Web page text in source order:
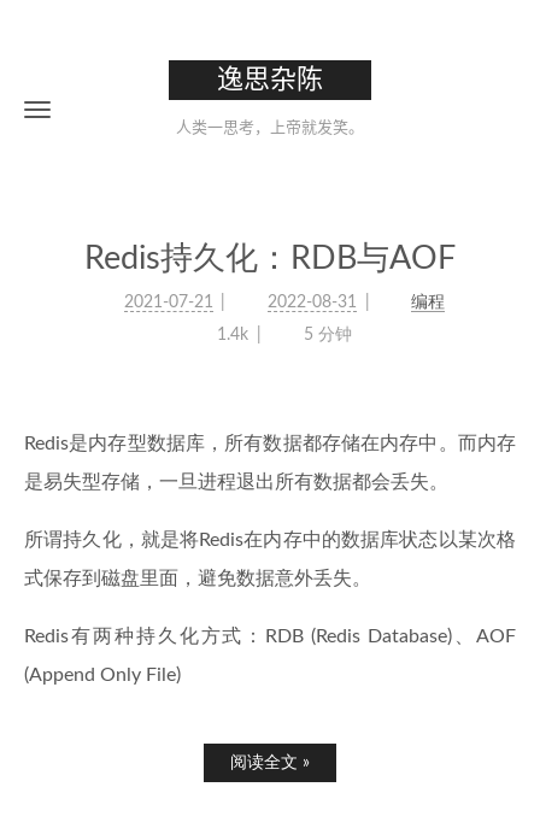
逸思杂陈
人类一思考，上帝就发笑。
Redis持久化：RDB与AOF
2021-07-21 2022-08-31
编程
1.4k
5 分钟
Redis是内存型数据库，所有数据都存储在内存中。而内存
是易失型存储，一旦进程退出所有数据都会丢失。
所谓持久化，就是将Redis在内存中的数据库状态以某次格
式保存到磁盘里面，避免数据意外丢失。
Redis有两种持久化方式：RDB (Redis Database)、AOF
(Append Only File)
阅读全文 »